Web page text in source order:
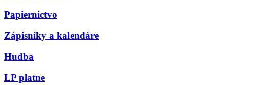
Papiernictvo
Zápisníky a kalendáre
Hudba
LP platne